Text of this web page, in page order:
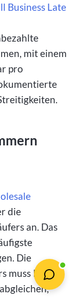
Business Late
mit einem
pro
die
an. Das
Die
muss Ihre